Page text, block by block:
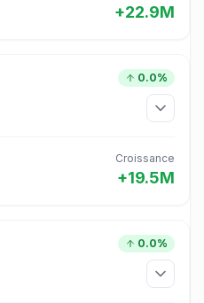
+22.9M
0.0%
Croissance
+19.5M
0.0%